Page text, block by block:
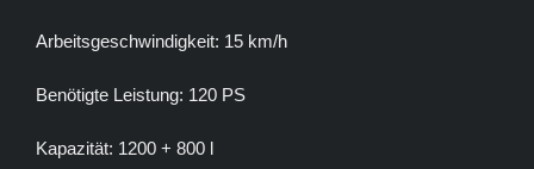
Arbeitsgeschwindigkeit: 15 km/h
Benötigte Leistung: 120 PS
Kapazität: 1200 + 800 l